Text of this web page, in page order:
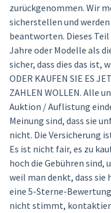
zurückgenommen. Wir
sicherstellen und
beantworten. Dieses
Jahre oder Modelle als
sicher, dass dies das ist,
ODER KAUFEN SIE ES
ZAHLEN WOLLEN. Alle
Auktion / Auflistung
Meinung sind, dass sie
nicht. Die Versicherung
Es ist nicht fair, es zu
hoch die Gebühren sind,
weil man denkt, dass sie
eine 5-Sterne-
nicht stimmt,